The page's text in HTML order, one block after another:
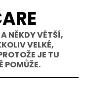
NĚKDY VĚTŠÍ,
VELKÉ,
JE TU
POMŮŽE.